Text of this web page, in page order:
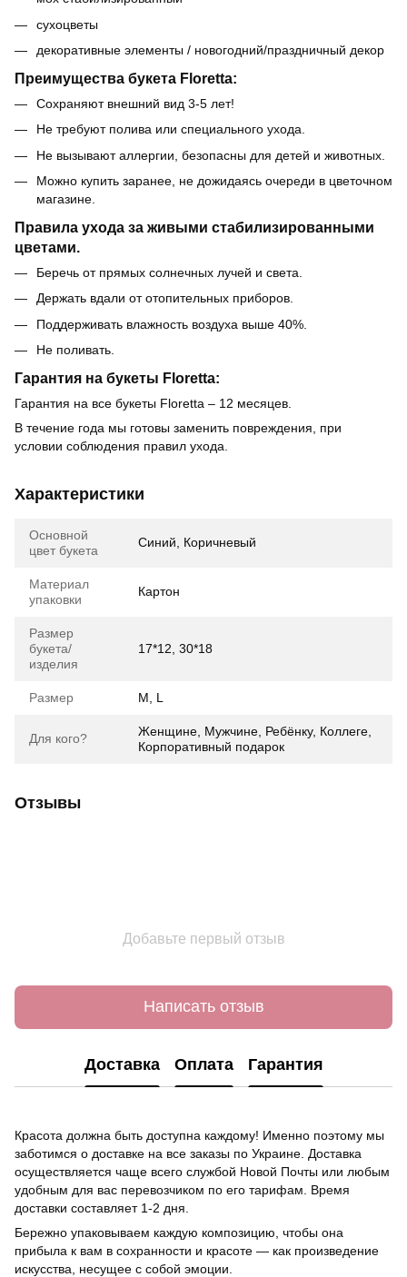
сухоцветы
декоративные элементы / новогодний/праздничный декор
Преимущества букета Floretta:
Сохраняют внешний вид 3-5 лет!
Не требуют полива или специального ухода.
Не вызывают аллергии, безопасны для детей и животных.
Можно купить заранее, не дожидаясь очереди в цветочном
магазине.
Правила ухода за живыми стабилизированными
цветами.
Беречь от прямых солнечных лучей и света.
Держать вдали от отопительных приборов.
Поддерживать влажность воздуха выше 40%.
Не поливать.
Гарантия на букеты Floretta:
Гарантия на все букеты Floretta – 12 месяцев.
В течение года мы готовы заменить повреждения, при
условии соблюдения правил ухода.
Характеристики
Основной
цвет букета
Синий, Коричневый
Материал
упаковки
Картон
Размер
букета/
изделия
17*12, 30*18
Размер M, L
Для кого?
Женщине, Мужчине, Ребёнку, Коллеге,
Корпоративный подарок
Отзывы
Добавьте первый отзыв
Написать отзыв
Доставка Оплата Гарантия
Красота должна быть доступна каждому! Именно поэтому мы
заботимся о доставке на все заказы по Украине. Доставка
осуществляется чаще всего службой Новой Почты или любым
удобным для вас перевозчиком по его тарифам. Время
доставки составляет 1-2 дня.
Бережно упаковываем каждую композицию, чтобы она
прибыла к вам в сохранности и красоте — как произведение
искусства, несущее с собой эмоции.